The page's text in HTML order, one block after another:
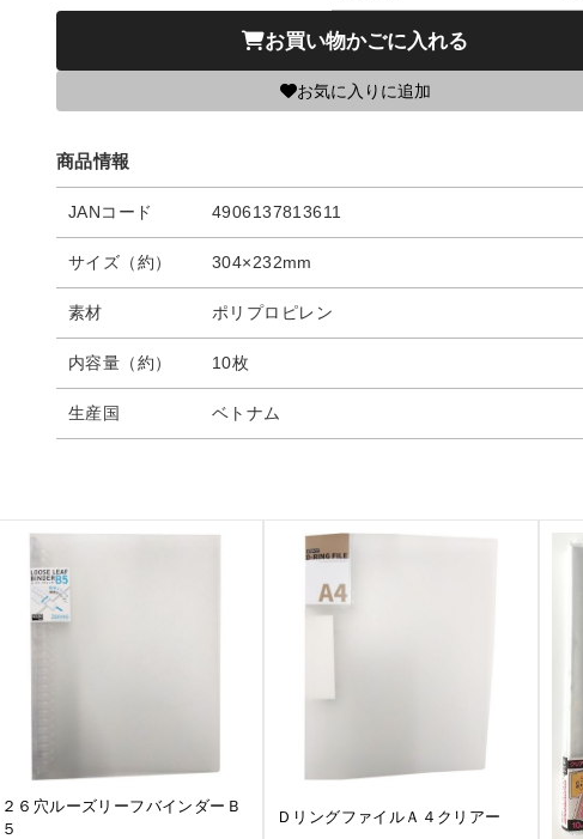
お買い物かごに入れる
お気に入りに追加
商品情報
JANコード 4906137813611
サイズ（約） 304×232mm
素材 ポリプロピレン
内容量（約） 10枚
生産国 ベトナム
２６穴ルーズリーフバインダーＢ
５
ＤリングファイルＡ４クリアー